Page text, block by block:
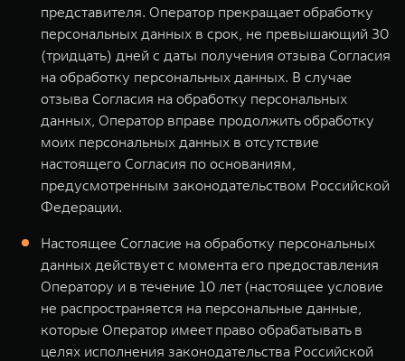
представителя. Оператор прекращает обработку
персональных данных в срок, не превышающий 30
(тридцать) дней с даты получения отзыва Согласия
на обработку персональных данных. В случае
отзыва Согласия на обработку персональных
данных, Оператор вправе продолжить обработку
моих персональных данных в отсутствие
настоящего Согласия по основаниям,
предусмотренным законодательством Российской
Федерации.
Настоящее Согласие на обработку персональных
данных действует с момента его предоставления
Оператору и в течение 10 лет (настоящее условие
не распространяется на персональные данные,
которые Оператор имеет право обрабатывать в
целях исполнения законодательства Российской